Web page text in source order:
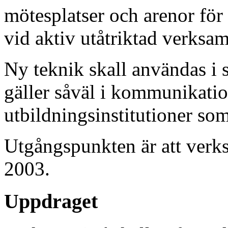
mötesplatser och arenor
vid aktiv utåtriktad
Ny teknik skall användas i
gäller såväl i
utbildningsinstitutioner
Utgångspunkten är att
2003.
Uppdraget